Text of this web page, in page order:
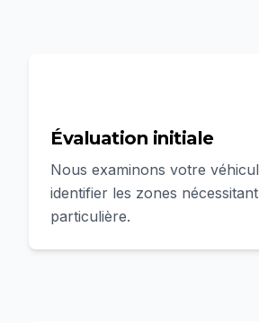
Évaluation initiale
Nous examinons votre
identifier les zones
particulière.